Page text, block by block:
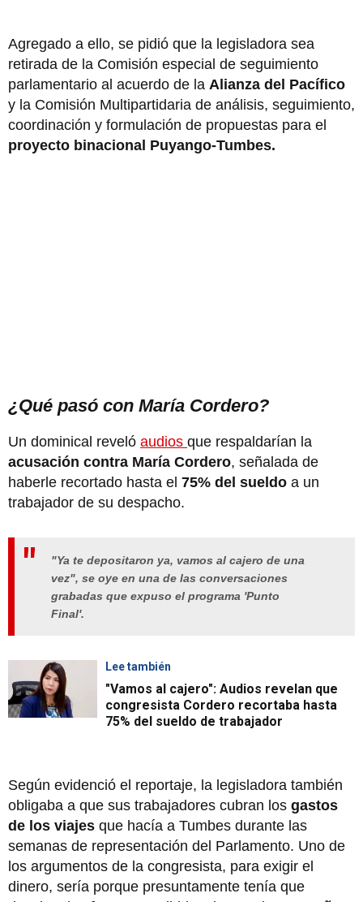
Agregado a ello, se pidió que la legisladora sea
retirada de la Comisión especial de seguimiento
parlamentario al acuerdo de la Alianza del Pacífico
y la Comisión Multipartidaria de análisis, seguimiento,
coordinación y formulación de propuestas para el
proyecto binacional Puyango-Tumbes.
¿Qué pasó con María Cordero?
Un dominical reveló audios que respaldarían la
acusación contra María Cordero, señalada de
haberle recortado hasta el 75% del sueldo a un
trabajador de su despacho.
"Ya te depositaron ya, vamos al cajero de una
vez", se oye en una de las conversaciones
grabadas que expuso el programa 'Punto
Final'.
Lee también
"Vamos al cajero": Audios revelan que
congresista Cordero recortaba hasta
75% del sueldo de trabajador
Según evidenció el reportaje, la legisladora también
obligaba a que sus trabajadores cubran los gastos
de los viajes que hacía a Tumbes durante las
semanas de representación del Parlamento. Uno de
los argumentos de la congresista, para exigir el
dinero, sería porque presuntamente tenía que